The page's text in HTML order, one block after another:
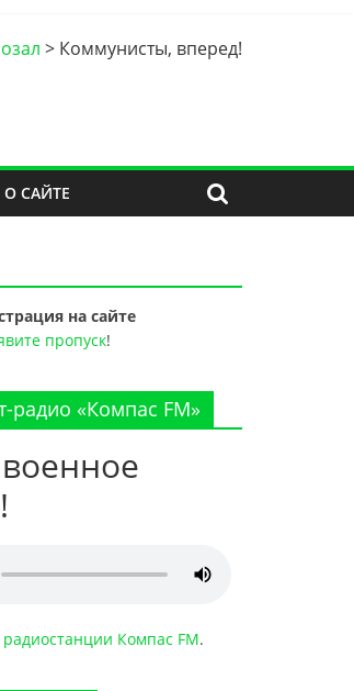
> Коммунисты, вперед!
О САЙТЕ
на сайте
пропуск!
радио «Компас FM»
радиостанции Компас FM.